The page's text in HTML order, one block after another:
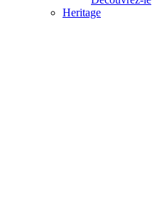
Heritage